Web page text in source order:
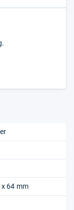
x 64 mm